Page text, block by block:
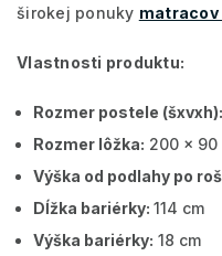
širokej ponuky matracov
Vlastnosti produktu:
Rozmer postele (šxvxh):
Rozmer lôžka: 200 x 90
Výška od podlahy po
Dĺžka bariérky: 114 cm
Výška bariérky: 18 cm